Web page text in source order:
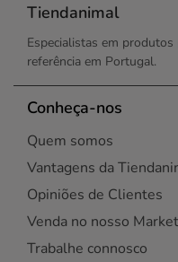
Maia
Maia
Matosinhos
Portimão
Santo Tirso
Seixal
Silves
Vila do Conde
Vila Nova de Gaia
Esgueira
Leiria
Lisboa
Lisboa
Lisboa
Maia
Maia
Matosinhos
Montijo
Alvor
Porto
Tiendanimal
Especialistas em
referência em Portugal.
Conheça-nos
Quem somos
Vantagens da
Opiniões de Clientes
Venda no nosso
Trabalhe connosco